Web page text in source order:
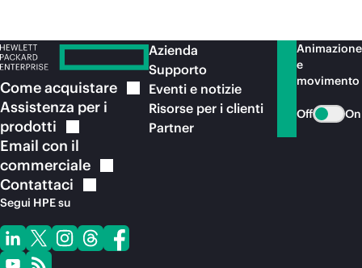
Comeacquistare
Assistenza per i
prodotti
Email con il
commerciale
Contattaci
Segui HPE su
Azienda
Supporto
Eventi e notizie
Risorse per i clienti
Partner
Animazione
e
movimento
Off On